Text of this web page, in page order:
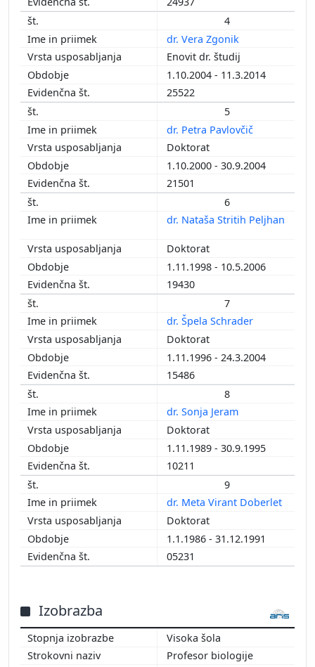
1976
1982
1983
1985
1987
1990
1991
1994
1996
4
dr. Vera Zgonik
Enovit dr. študij
1.10.2004 - 11.3.2014
25522
5
dr. Petra Pavlovčič
Doktorat
1.10.2000 - 30.9.2004
21501
6
dr. Nataša Stritih Peljhan
Doktorat
1.11.1998 - 10.5.2006
19430
7
dr. Špela Schrader
Doktorat
1.11.1996 - 24.3.2004
15486
8
dr. Sonja Jeram
Doktorat
1.11.1989 - 30.9.1995
10211
9
dr. Meta Virant Doberlet
Doktorat
1.1.1986 - 31.12.1991
05231
Izobrazba
Visoka šola
Profesor biologije